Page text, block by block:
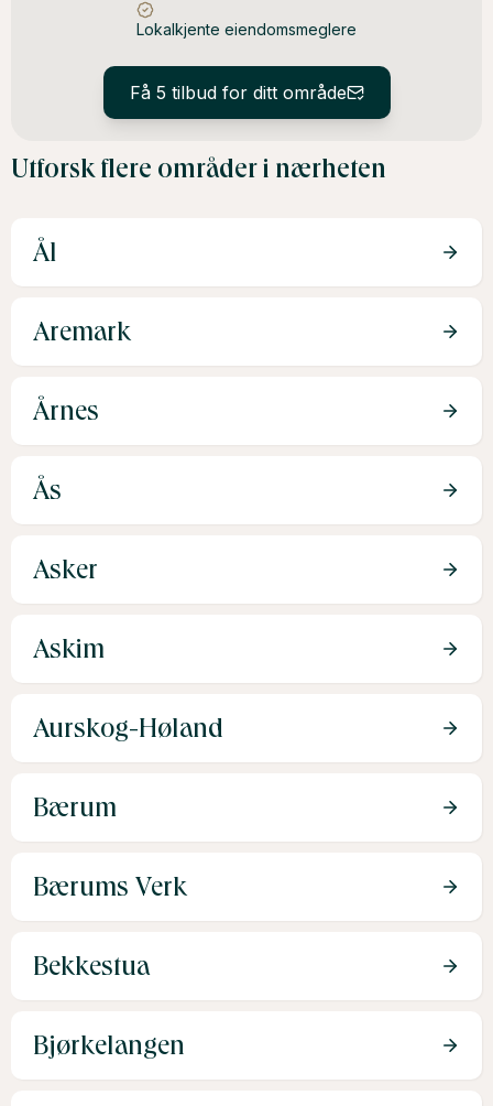
Lokalkjente eiendomsmeglere
Få 5 tilbud for ditt område
Utforsk flere områder i nærheten
Ål
Aremark
Årnes
Ås
Asker
Askim
Aurskog-Høland
Bærum
Bærums Verk
Bekkestua
Bjørkelangen